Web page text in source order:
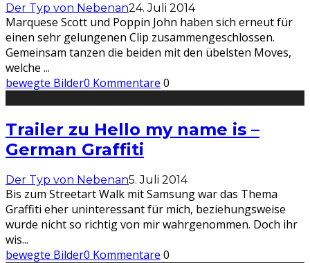
Der Typ von Nebenan24. Juli 2014
Marquese Scott und Poppin John haben sich erneut für
einen sehr gelungenen Clip zusammengeschlossen.
Gemeinsam tanzen die beiden mit den übelsten Moves,
welche ...
bewegte Bilder0 Kommentare 0
Trailer zu Hello my name is –
German Graffiti
Der Typ von Nebenan5. Juli 2014
Bis zum Streetart Walk mit Samsung war das Thema
Graffiti eher uninteressant für mich, beziehungsweise
wurde nicht so richtig von mir wahrgenommen. Doch ihr
wis...
bewegte Bilder0 Kommentare 0